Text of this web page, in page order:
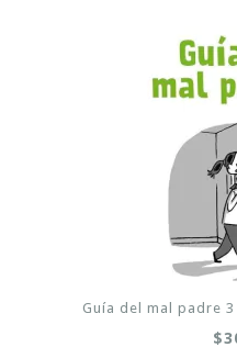
Guía del mal padre